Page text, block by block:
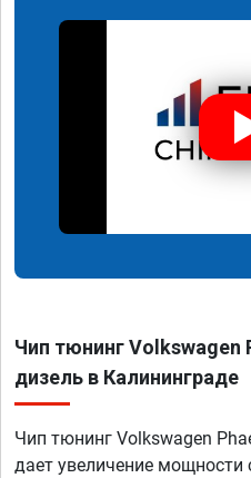
Чип тюнинг Volkswagen
дизель в Калининграде
Чип тюнинг Volkswagen
дает увеличение мощности